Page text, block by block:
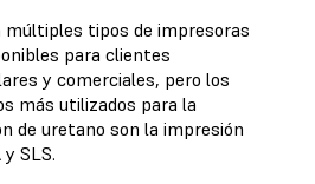
múltiples tipos de impresoras
para clientes
y comerciales, pero los
más utilizados para la
de uretano son la impresión
SLS.